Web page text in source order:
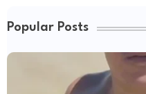
Popular Posts